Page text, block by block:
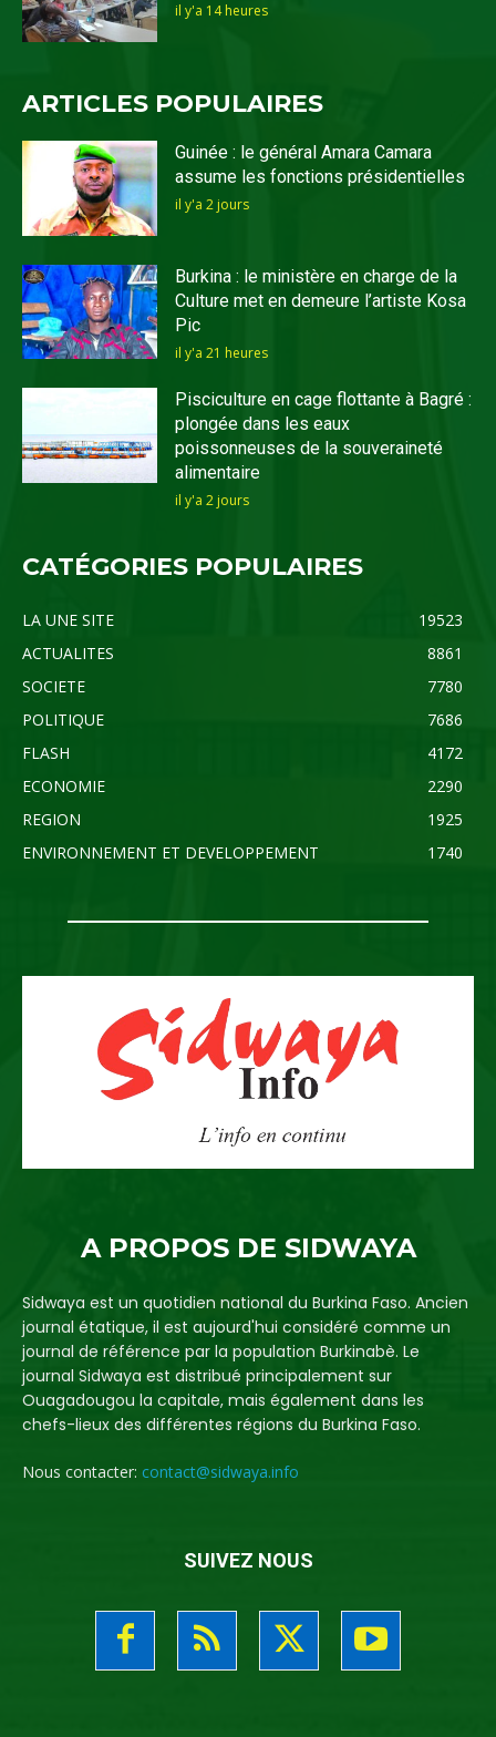
il y'a 14 heures
ARTICLES POPULAIRES
Guinée : le général Amara Camara
assume les fonctions présidentielles
il y'a 2 jours
Burkina : le ministère en charge de la
Culture met en demeure l’artiste Kosa
Pic
il y'a 21 heures
Pisciculture en cage flottante à Bagré :
plongée dans les eaux
poissonneuses de la souveraineté
alimentaire
il y'a 2 jours
CATÉGORIES POPULAIRES
LA UNE SITE
19523
ACTUALITES
8861
SOCIETE
7780
POLITIQUE
7686
FLASH
4172
ECONOMIE
2290
REGION
1925
ENVIRONNEMENT ET DEVELOPPEMENT
1740
A PROPOS DE SIDWAYA
Sidwaya est un quotidien national du Burkina Faso. Ancien
journal étatique, il est aujourd'hui considéré comme un
journal de référence par la population Burkinabè. Le
journal Sidwaya est distribué principalement sur
Ouagadougou la capitale, mais également dans les
chefs-lieux des différentes régions du Burkina Faso.
Nous contacter: contact@sidwaya.info
SUIVEZ NOUS